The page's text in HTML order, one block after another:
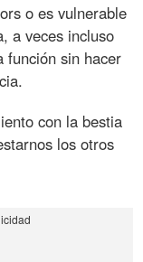
o es vulnerable
a veces incluso
función sin hacer
con la bestia
los otros